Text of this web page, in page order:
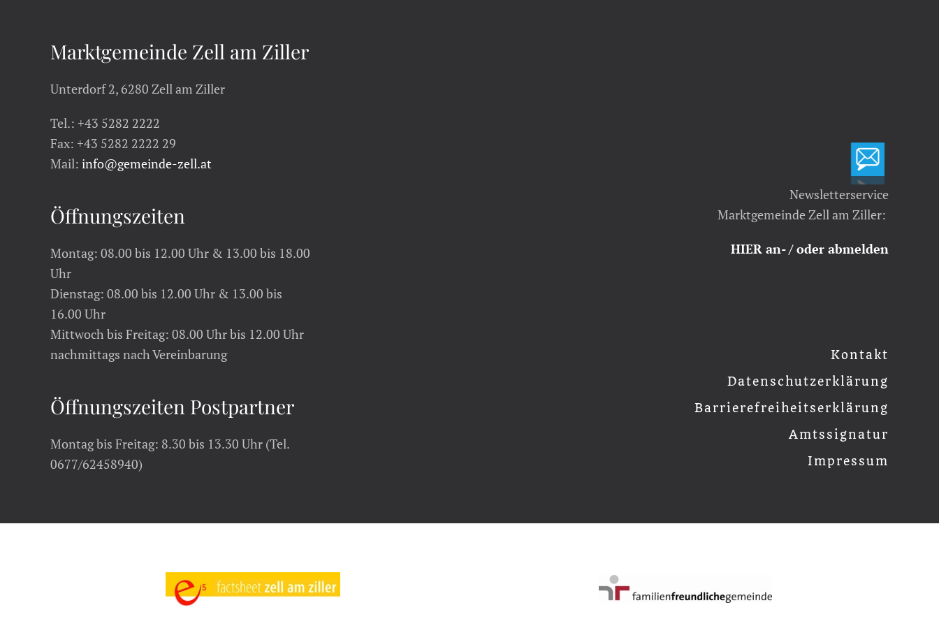
Marktgemeinde Zell am Ziller
Unterdorf 2, 6280 Zell am Ziller
Tel.: +43 5282 2222
Fax: +43 5282 2222 29
Mail: info@gemeinde-zell.at
Öffnungszeiten
Montag: 08.00 bis 12.00 Uhr & 13.00 bis 18.00
Uhr
Dienstag: 08.00 bis 12.00 Uhr & 13.00 bis
16.00 Uhr
Mittwoch bis Freitag: 08.00 Uhr bis 12.00 Uhr
nachmittags nach Vereinbarung
Öffnungszeiten Postpartner
Montag bis Freitag: 8.30 bis 13.30 Uhr (Tel.
0677/62458940)
Newsletterservice
Marktgemeinde Zell am Ziller:
HIER an- / oder abmelden
Kontakt
Datenschutzerklärung
Barrierefreiheitserklärung
Amtssignatur
Impressum